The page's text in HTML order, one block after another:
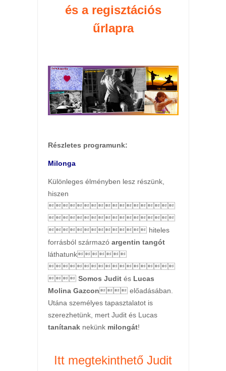
és a regisztációs
űrlapra
Részletes programunk:
Milonga
Különleges élményben lesz részünk,
hiszen


 hiteles
forrásból származó argentin tangót
láthatunk

 Somos Judités Lucas
Molina Gazcon előadásában.
Utána személyes tapasztalatot is
szerezhetünk, mert Judit és Lucas
tanítanaknekünk milongát!
Itt megtekinthető Judit